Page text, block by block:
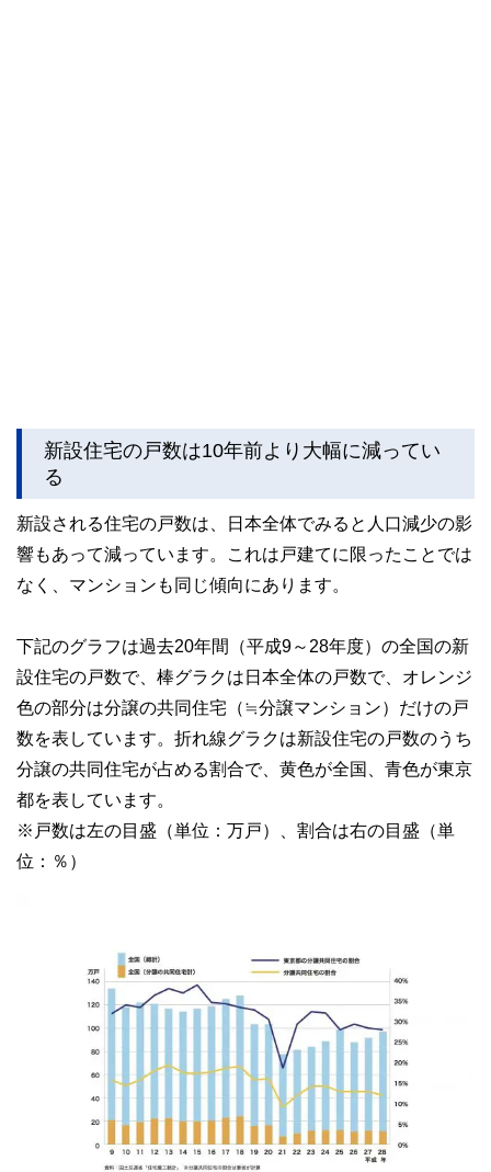
新設住宅の戸数は10年前より大幅に減ってい
る
新設される住宅の戸数は、日本全体でみると人口減少の影
響もあって減っています。これは戸建てに限ったことでは
なく、マンションも同じ傾向にあります。
下記のグラフは過去20年間（平成9～28年度）の全国の新
設住宅の戸数で、棒グラクは日本全体の戸数で、オレンジ
色の部分は分譲の共同住宅（≒分譲マンション）だけの戸
数を表しています。折れ線グラクは新設住宅の戸数のうち
分譲の共同住宅が占める割合で、黄色が全国、青色が東京
都を表しています。
※戸数は左の目盛（単位：万戸）、割合は右の目盛（単
位：％）